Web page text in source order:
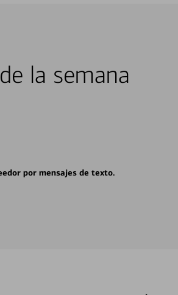
la semana
por mensajes de texto.